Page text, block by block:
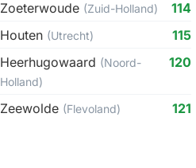
Zoeterwoude (Zuid-Holland)
114
Houten (Utrecht)
115
Heerhugowaard (Noord-
Holland)
120
Zeewolde (Flevoland) 121